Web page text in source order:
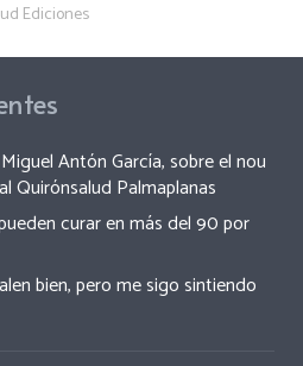
Ediciones
Antón García, sobre el nou
Quirónsalud Palmaplanas
curar en más del 90 por
bien, pero me sigo sintiendo